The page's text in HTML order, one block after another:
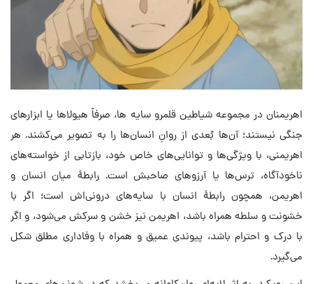
اهریمنان در مجموعه شیاطین قلمرو سایه ها، صرفاً هیولاها یا ابزارهای
جنگی نیستند؛ آن‌ها بُعدی از روانِ انسان‌ها را به تصویر می‌کشند. هر
اهریمنی، با ویژگی‌ها و توانایی‌های خاص خود، بازتابی از خواسته‌های
ناخودآگاه، ترس‌ها یا آرزوهای صاحبش است. رابطهٔ میان انسان و
اهریمن، همچون رابطهٔ انسان با سایه‌های درونی‌اش است؛ اگر با
خشونت و سلطه همراه باشد، اهریمن نیز خشن و سرکش می‌شود، و اگر
با درک و احترام باشد، پیوندی عمیق و همراه با وفاداری مطلق شکل
می‌گیرد.